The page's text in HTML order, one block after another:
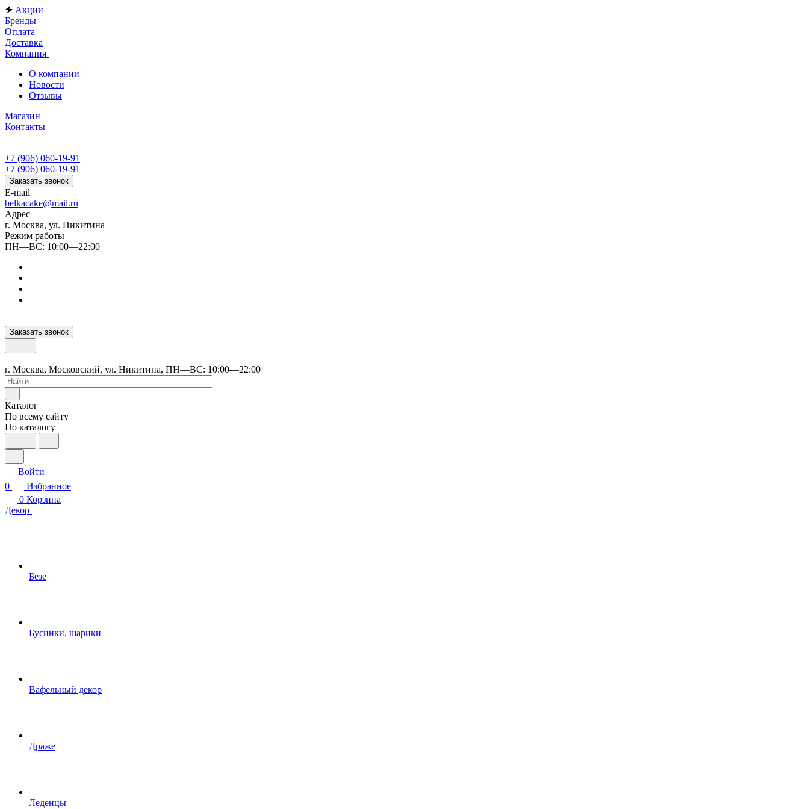
Акции
Бренды
Оплата
Доставка
Компания
О компании
Новости
Отзывы
Магазин
Контакты
+7 (906) 060-19-91
+7 (906) 060-19-91
Заказать звонок
E-mail
belkacake@mail.ru
Адрес
г. Москва, ул. Никитина
Режим работы
ПН—ВС: 10:00—22:00
Заказать звонок
г. Москва, Московский, ул. Никитина, ПН—ВС: 10:00—22:00
Каталог
По всему сайту
По каталогу
Войти
0
Избранное
0 Корзина
Декор
Безе
Бусинки, шарики
Вафельный декор
Драже
Леденцы